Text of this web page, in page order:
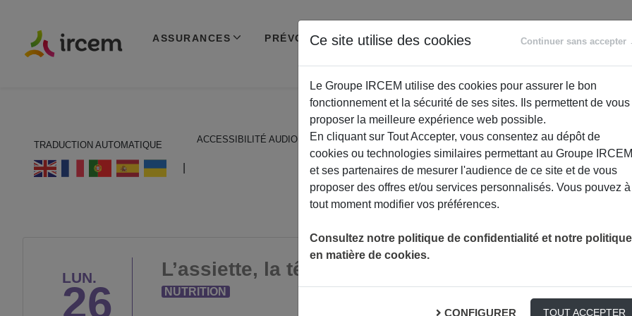
ASSURANCES PRÉVOYANCE RETRAITE
ACCOMPAGNEMENT
TRADUCTION AUTOMATIQUE
ACCESSIBILITÉ AUDIO
LUN.
26
L’assiette, la tête, les baskets
NUTRITION
Ce site utilise des cookies Continuer sans accepter
Le Groupe IRCEM utilise des cookies pour assurer le bon
fonctionnement et la sécurité de ses sites. Ils permettent de vous
proposer la meilleure expérience web possible.
En cliquant sur Tout Accepter, vous consentez au dépôt de
cookies ou technologies similaires permettant au Groupe IRCEM
et ses partenaires de mesurer l'audience de ce site et de vous
proposer des offres et/ou services personnalisés. Vous pouvez à
tout moment modifier vos préférences.
Consultez notre politique de confidentialité et notre politique
en matière de cookies.
CONFIGURER TOUT ACCEPTER